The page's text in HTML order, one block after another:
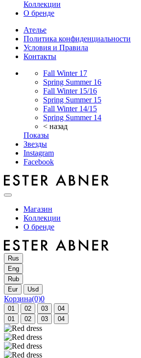
Коллекции
О бренде
Ателье
Политика конфиденциальности
Условия и Правила
Контакты
Fall Winter 17
Spring Summer 16
Fall Winter 15/16
Spring Summer 15
Fall Winter 14/15
Spring Summer 14
< назад
Показы
Звезды
Instagram
Facebook
Магазин
Коллекции
О бренде
Rus
Eng
Rub
Eur
Usd
Корзина(0)0
01 02 03
04
01
02 03 04